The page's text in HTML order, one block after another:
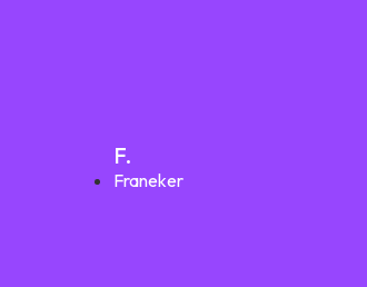
F.
Franeker